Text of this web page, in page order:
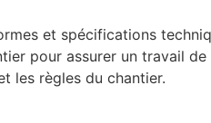
et spécifications
pour assurer un travail de
les règles du chantier.